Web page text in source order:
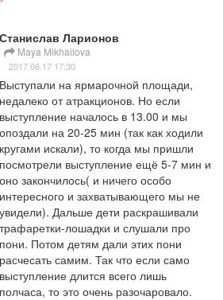
Станислав Ларионов
Maya Mikhailova
2017.06.17 17:30
Выступали на ярмарочной площади,
недалеко от атракционов. Но если
выступление началось в 13.00 и мы
опоздали на 20-25 мин (так как ходили
кругами искали), то когда мы пришли
посмотрели выступление ещё 5-7 мин и
оно закончилось( и ничего особо
интересного и захватывающего мы не
увидели). Дальше дети раскрашивали
трафаретки-лошадки и слушали про
пони. Потом детям дали этих пони
расчесать самим. Так что если само
выступление длится всего лишь
полчаса, то это очень разочаровало.